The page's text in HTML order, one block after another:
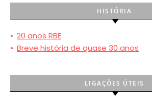
HISTÓRIA
• 20 anos RBE
• Breve história de quase 30 anos
LIGAÇÕES ÚTEIS